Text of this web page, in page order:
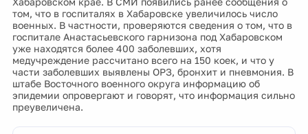
том, что в госпиталях в Хабаровске увеличилось число
военных. В частности, проверяются сведения о том, что в
госпитале Анастасьевского гарнизона под Хабаровском
уже находятся более 400 заболевших, хотя
медучреждение рассчитано всего на 150 коек, и что у
части заболевших выявлены ОРЗ, бронхит и пневмония. В
штабе Восточного военного округа информацию об
эпидемии опровергают и говорят, что информация сильно
преувеличена.